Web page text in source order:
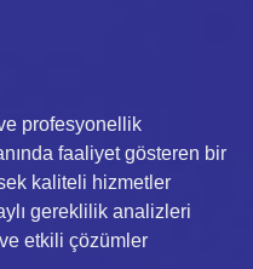
ve profesyonellik
faaliyet gösteren bir
kaliteli hizmetler
gereklilik analizleri
etkili çözümler